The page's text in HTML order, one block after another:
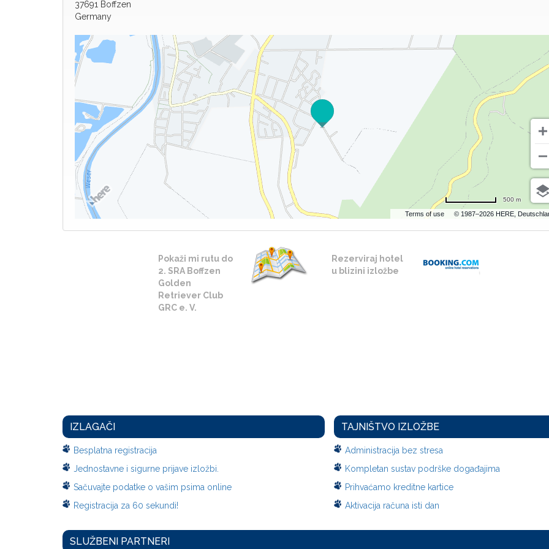
37691 Boffzen
Germany
Terms of use © 1987–2026 HERE,
500 m
Pokaži mi rutu do
2. SRA Boffzen
Golden
Retriever Club
GRC e. V.
Rezerviraj hotel
u blizini izložbe
IZLAGAČI
Besplatna registracija
Jednostavne i sigurne prijave izložbi.
Sačuvajte podatke o vašim psima online
Registracija za 60 sekundi!
TAJNIŠTVO IZLOŽBE
Administracija bez stresa
Kompletan sustav podrške događajima
Prihvaćamo kreditne kartice
Aktivacija računa isti dan
SLUŽBENI PARTNERI